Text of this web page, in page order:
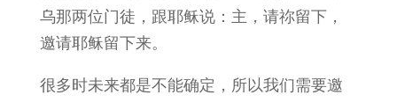
乌那两位门徒，跟耶稣说：主，请祢留下，
邀请耶稣留下来。
很多时未来都是不能确定，所以我们需要邀